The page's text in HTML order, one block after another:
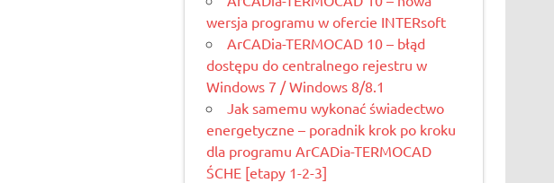
wersja programu w ofercie INTERsoft
ArCADia-TERMOCAD 10 – błąd
dostępu do centralnego rejestru w
Windows 7 / Windows 8/8.1
Jak samemu wykonać świadectwo
energetyczne – poradnik krok po kroku
dla programu ArCADia-TERMOCAD
ŚCHE [etapy 1-2-3]